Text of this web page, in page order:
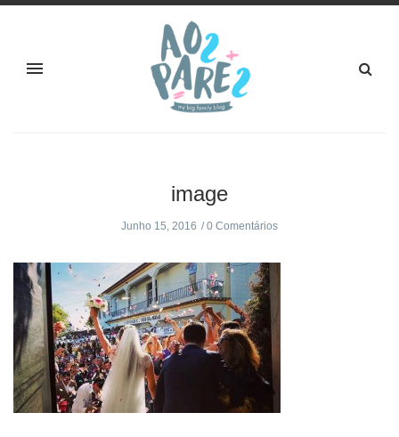
image
Junho 15, 2016 0 Comentários